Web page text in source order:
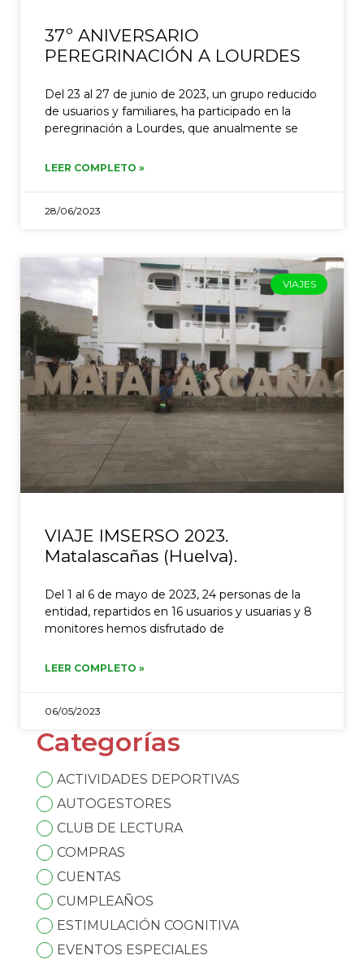
37º ANIVERSARIO
PEREGRINACIÓN A LOURDES
Del 23 al 27 de junio de 2023, un grupo reducido
de usuarios y familiares, ha participado en la
peregrinación a Lourdes, que anualmente se
LEER COMPLETO »
28/06/2023
VIAJES
VIAJE IMSERSO 2023.
Matalascañas (Huelva).
Del 1 al 6 de mayo de 2023, 24 personas de la
entidad, repartidos en 16 usuarios y usuarias y 8
monitores hemos disfrutado de
LEER COMPLETO »
06/05/2023
Categorías
ACTIVIDADES DEPORTIVAS
AUTOGESTORES
CLUB DE LECTURA
COMPRAS
CUENTAS
CUMPLEAÑOS
ESTIMULACIÓN COGNITIVA
EVENTOS ESPECIALES